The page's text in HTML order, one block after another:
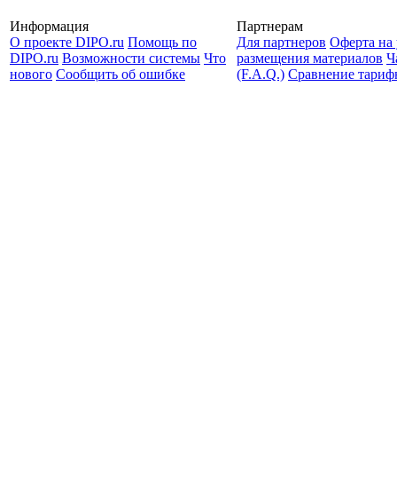
Информация
О проекте DIPO.ru Помощь по
DIPO.ru Возможности системы Что
нового Сообщить об ошибке
Партнерам
Для партнеров Оферта на
размещения материалов
(F.A.Q.) Cравнение